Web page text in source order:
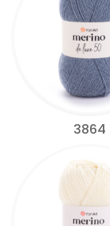
3864